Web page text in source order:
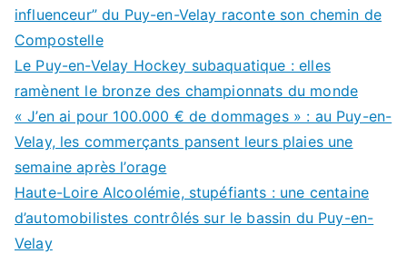
influenceur” du Puy-en-Velay raconte son chemin de
Compostelle
Le Puy-en-Velay Hockey subaquatique : elles
ramènent le bronze des championnats du monde
« J’en ai pour 100.000 € de dommages » : au Puy-en-
Velay, les commerçants pansent leurs plaies une
semaine après l’orage
Haute-Loire Alcoolémie, stupéfiants : une centaine
d’automobilistes contrôlés sur le bassin du Puy-en-
Velay